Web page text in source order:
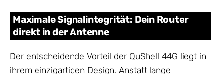
Maximale Signalintegrität: Dein Router
direkt in derAntenne
Der entscheidende Vorteil der QuShell 44G liegt in
ihrem einzigartigen Design. Anstatt lange